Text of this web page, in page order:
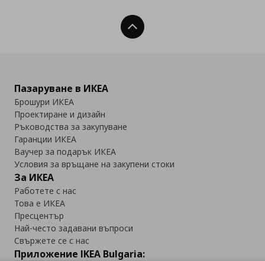
Нагоре
Пазаруване в ИКЕА
Брошури ИКЕА
Проектиране и дизайн
Ръководства за закупуване
Гаранции ИКЕА
Ваучер за подарък ИКЕА
Условия за връщане на закупени стоки
За ИКЕА
Работете с нас
Това е ИКЕА
Пресцентър
Най-често задавани въпроси
Свържете се с нас
Приложение IKEA Bulgaria: